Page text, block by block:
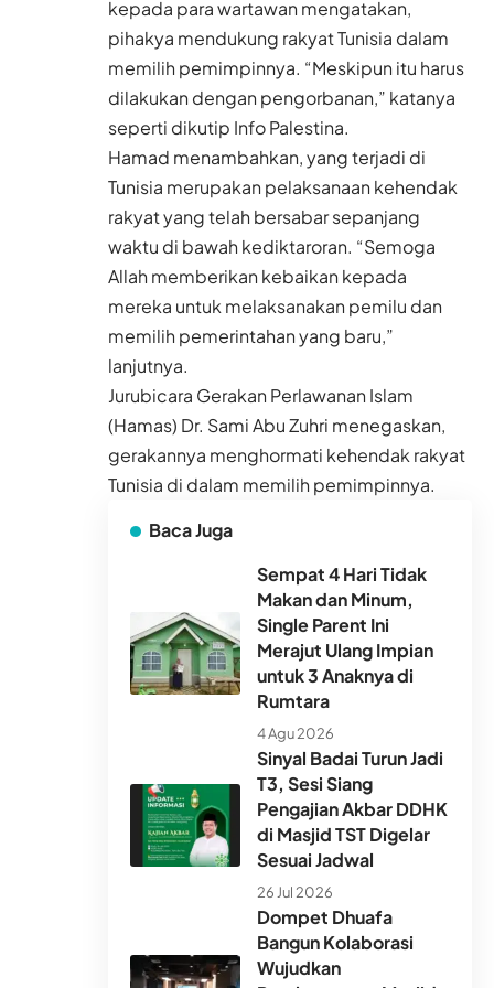
kepada para wartawan mengatakan,
pihakya mendukung rakyat Tunisia dalam
memilih pemimpinnya. “Meskipun itu harus
dilakukan dengan pengorbanan,” katanya
seperti dikutip Info Palestina.
Hamad menambahkan, yang terjadi di
Tunisia merupakan pelaksanaan kehendak
rakyat yang telah bersabar sepanjang
waktu di bawah kediktaroran. “Semoga
Allah memberikan kebaikan kepada
mereka untuk melaksanakan pemilu dan
memilih pemerintahan yang baru,”
lanjutnya.
Jurubicara Gerakan Perlawanan Islam
(Hamas) Dr. Sami Abu Zuhri menegaskan,
gerakannya menghormati kehendak rakyat
Tunisia di dalam memilih pemimpinnya.
Baca Juga
Sempat 4 Hari Tidak
Makan dan Minum,
Single Parent Ini
Merajut Ulang Impian
untuk 3 Anaknya di
Rumtara
4 Agu 2026
Sinyal Badai Turun Jadi
T3, Sesi Siang
Pengajian Akbar DDHK
di Masjid TST Digelar
Sesuai Jadwal
26 Jul 2026
Dompet Dhuafa
Bangun Kolaborasi
Wujudkan